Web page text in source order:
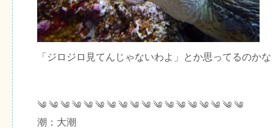
「ジロジロ見てんじゃないわよ」とか思ってるのか
༄ ༄ ༄ ༄ ༄ ༄ ༄ ༄ ༄ ༄ ༄ ༄ ༄ ༄ ༄ ༄ ༄ ༄
潮：大潮